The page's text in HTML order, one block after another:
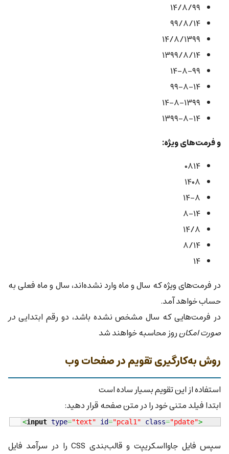
۱۴/۸/۹۹
۹۹/۸/۱۴
۱۴/۸/۱۳۹۹
۱۳۹۹/۸/۱۴
۱۴-۸-۹۹
۹۹-۸-۱۴
۱۴-۸-۱۳۹۹
۱۳۹۹-۸-۱۴
و فرمت‌های ویژه:
۰۸۱۴
۱۴۰۸
۱۴-۸
۸-۱۴
۱۴/۸
۸/۱۴
۱۴
در فرمت‌های ویژه که سال و ماه وارد نشده‌اند، سال و ماه فعلی به
حساب خواهد آمد.
در فرمت‌هایی که سال مشخص نشده باشد، دو رقم ابتداییدر
صورت امکانروز محاسبه خواهند شد
روش به‌کارگیری تقویم در صفحات وب
استفاده از این تقویم بسیار ساده است
ابتدا فیلد متنی خود را در متن صفحه قرار دهید:
<input type="text" id="pcal1" class="pdate">
سپس فایل جاوااسکریپت و قالب‌بندی CSS را در سرآمد فایل